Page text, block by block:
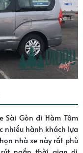
Sài Gòn đi Hàm Tâm
nhiều hành khách lựa
nhà xe này rất phù